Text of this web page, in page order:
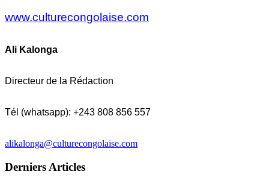
www.culturecongolaise.com
Ali Kalonga
Directeur de la Rédaction
Tél (whatsapp): +243 808 856 557
alikalonga@culturecongolaise.com
Derniers Articles